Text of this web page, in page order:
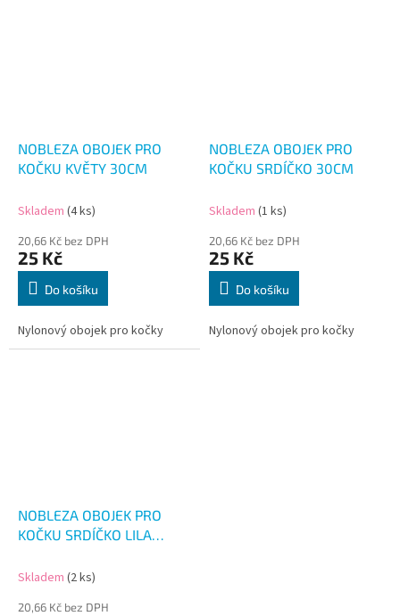
NOBLEZA OBOJEK PRO
KOČKU KVĚTY 30CM
Skladem (4 ks)
20,66 Kč bez DPH
25 Kč
Do košíku
Nylonový obojek pro kočky
NOBLEZA OBOJEK PRO
KOČKU SRDÍČKO 30CM
Skladem (1 ks)
20,66 Kč bez DPH
25 Kč
Do košíku
Nylonový obojek pro kočky
NOBLEZA OBOJEK PRO
KOČKU SRDÍČKO LILA
Skladem (2 ks)
20,66 Kč bez DPH